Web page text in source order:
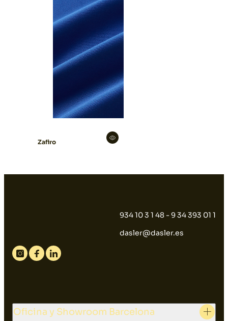
Zafiro
934 10 3 1 48 - 9 34 393 01 1
dasler@dasler.es
Instagram
FacebookLinkedin
Oficina y Showroom Barcelona